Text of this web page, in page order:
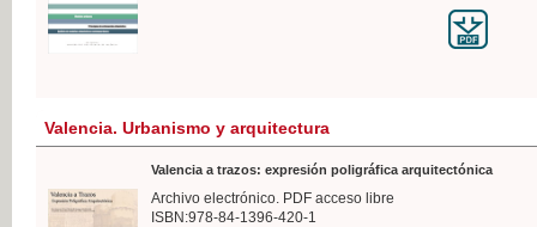
Valencia. Urbanismo y arquitectura
Valencia a trazos: expresión poligráfica arquitectónica
Archivo electrónico. PDF acceso libre
ISBN:978-84-1396-420-1